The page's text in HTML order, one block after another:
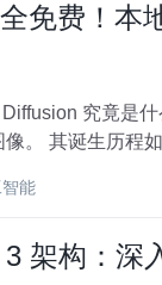
全免费！
智能
架构：深